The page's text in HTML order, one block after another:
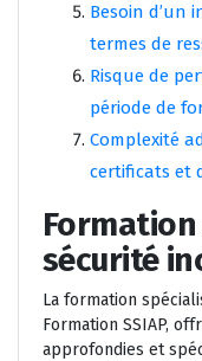
Besoin d’un
termes de
Risque de
période de
Complexité
certificats et
Formation
sécurité
La formation
Formation SSIAP,
approfondies et